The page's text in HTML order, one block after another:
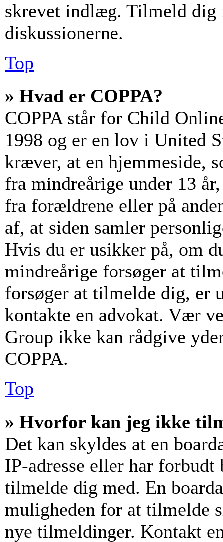
skrevet indlæg. Tilmeld dig
diskussionerne.
Top
» Hvad er COPPA?
COPPA står for Child
1998 og er en lov i United
kræver, at en hjemmeside,
fra mindreårige under 13
fra forældrene eller på
af, at siden samler
Hvis du er usikker på, om
mindreårige forsøger at
forsøger at tilmelde dig, er
kontakte en advokat. Vær
Group ikke kan rådgive
COPPA.
Top
» Hvorfor kan jeg ikke
Det kan skyldes at en
IP-adresse eller har
tilmelde dig med. En
muligheden for at tilmelde
nye tilmeldinger. Kontakt